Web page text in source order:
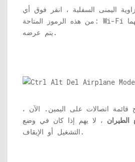
اليمنى السفلية ، انقر فوق أي
من هذه الرموز المتاحة: Wi-Fi أو رمز الشبكة ، أيهما
يتم عرضه.
قائمة اتصالات على اليمين. الآن ،
، لا يهم إذا كان في وضع
التشغيل أو الإيقاف.